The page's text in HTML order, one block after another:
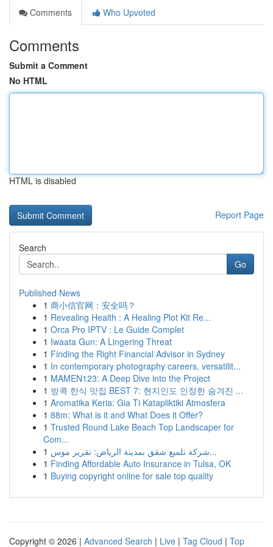
Comments
Who Upvoted
Comments
Submit a Comment
No HTML
HTML is disabled
Report Page
Search
Go
Published News
1 商小信官网：安全吗？
1 Revealing Health : A Healing Plot Kit Re...
1 Orca Pro IPTV : Le Guide Complet
1 Iwaata Gun: A Lingering Threat
1 Finding the Right Financial Advisor in Sydney
1 In contemporary photography careers, versatilit...
1 MAMEN123: A Deep Dive into the Project
1 방콕 한식 맛집 BEST 7: 현지인도 인정한 숨겨진 ...
1 Aromatika Keria: Gia Ti Katapliktiki Atmosfera
1 88m: What is it and What Does it Offer?
1 Trusted Round Lake Beach Top Landscaper for
Com...
1
شركة تلميع شقق بمدينة الرياض: تقرير موس...
1 Finding Affordable Auto Insurance in Tulsa, OK
1 Buying copyright online for sale top quality
Copyright © 2026 | Advanced Search | Live | Tag Cloud | Top